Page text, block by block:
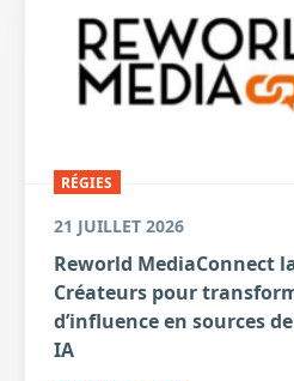
RÉGIES
21 JUILLET 2026
Reworld MediaConnect
Créateurs pour
d’influence en sources
IA